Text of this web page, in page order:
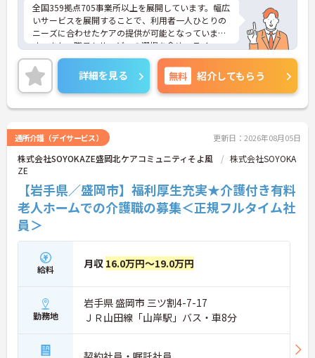
全国359拠点705事業所以上を展開しています。幅広
いサービスを展開することで、利用者一人ひとりの
ニーズに合わせたケアの提供が可能となっていま
す。また、職員もサービスの選択を含め、ライフス
タイルに合わせた働き方の選択肢が多くあります。
入社時研修はもちろん、サービス・職種ごとに研修
カリキュラムが整っており学び成長できる環境で
す。
ご興味のある方は面接対策ポイントなどお話致しま
詳細を見る 無料 紹介してもらう
通所介護（デイサービス） 更新日：2026年08月05日
株式会社SOYOKAZE盛岡北ケアコミュニティそよ風
株式会社SOYOKA
ZE
【岩手県／盛岡市】福利厚生充実★介護付き有料
老人ホームでの介護職の募集＜正規フルタイム社
員＞
給料 月収 16.0万円～19.0万円
勤務地
岩手県 盛岡市 三ツ割4-7-17
ＪＲ山田線「山岸駅」バス・車8分